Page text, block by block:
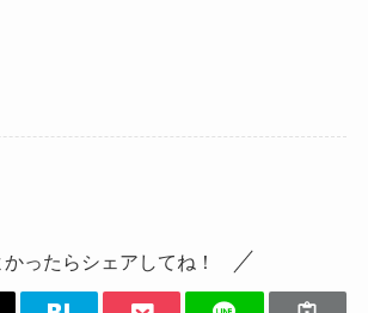
かったらシェアしてね！